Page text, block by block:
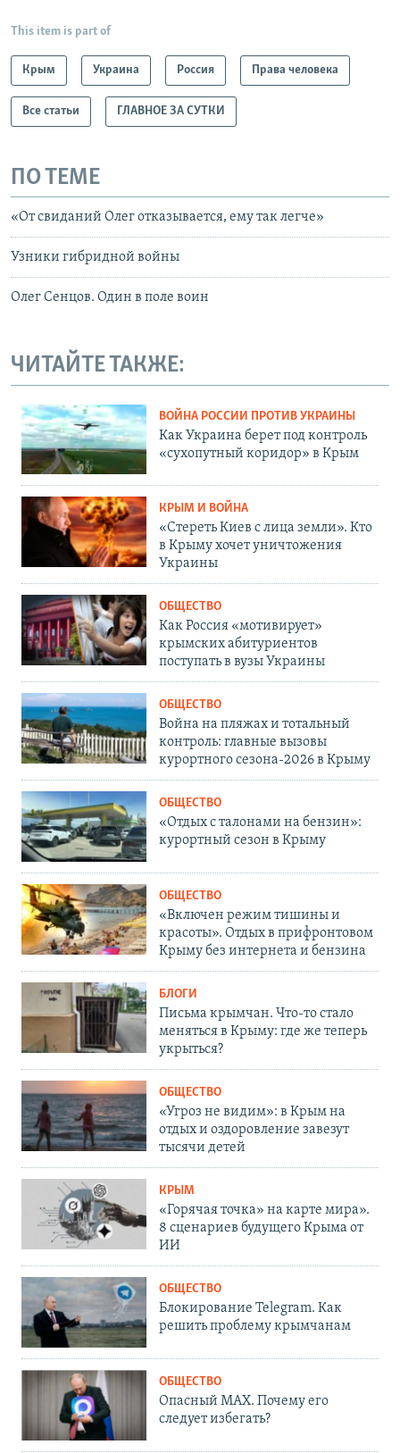
This item is part of
Крым Украина Россия Права человека
Все статьи ГЛАВНОЕ ЗА СУТКИ
ПО ТЕМЕ
«От свиданий Олег отказывается, ему так легче»
Узники гибридной войны
Олег Сенцов. Один в поле воин
ЧИТАЙТЕ ТАКЖЕ:
ВОЙНА РОССИИ ПРОТИВ УКРАИНЫ
Как Украина берет под контроль
«сухопутный коридор» в Крым
КРЫМ И ВОЙНА
«Стереть Киев с лица земли». Кто
в Крыму хочет уничтожения
Украины
ОБЩЕСТВО
Как Россия «мотивирует»
крымских абитуриентов
поступать в вузы Украины
ОБЩЕСТВО
Война на пляжах и тотальный
контроль: главные вызовы
курортного сезона-2026 в Крыму
ОБЩЕСТВО
«Отдых с талонами на бензин»:
курортный сезон в Крыму
ОБЩЕСТВО
«Включен режим тишины и
красоты». Отдых в прифронтовом
Крыму без интернета и бензина
БЛОГИ
Письма крымчан. Что-то стало
меняться в Крыму: где же теперь
укрыться?
ОБЩЕСТВО
«Угроз не видим»: в Крым на
отдых и оздоровление завезут
тысячи детей
КРЫМ
«Горячая точка» на карте мира».
8 сценариев будущего Крыма от
ИИ
ОБЩЕСТВО
Блокирование Telegram. Как
решить проблему крымчанам
ОБЩЕСТВО
Опасный MAX. Почему его
следует избегать?